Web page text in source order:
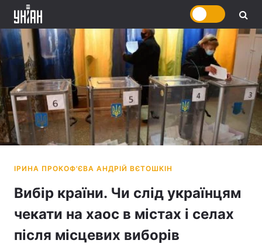
Вибір країни. Чи слід українцям
чекати на хаос в містах і селах
після місцевих виборів